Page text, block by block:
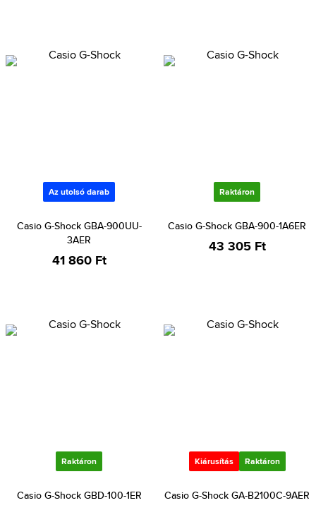
Az utolsó darab
Casio G-Shock GBA-900UU-
3AER
41 860 Ft
Raktáron
Casio G-Shock GBA-900-1A6ER
43 305 Ft
Raktáron
Casio G-Shock GBD-100-1ER
Kiárusítás Raktáron
Casio G-Shock GA-B2100C-9AER